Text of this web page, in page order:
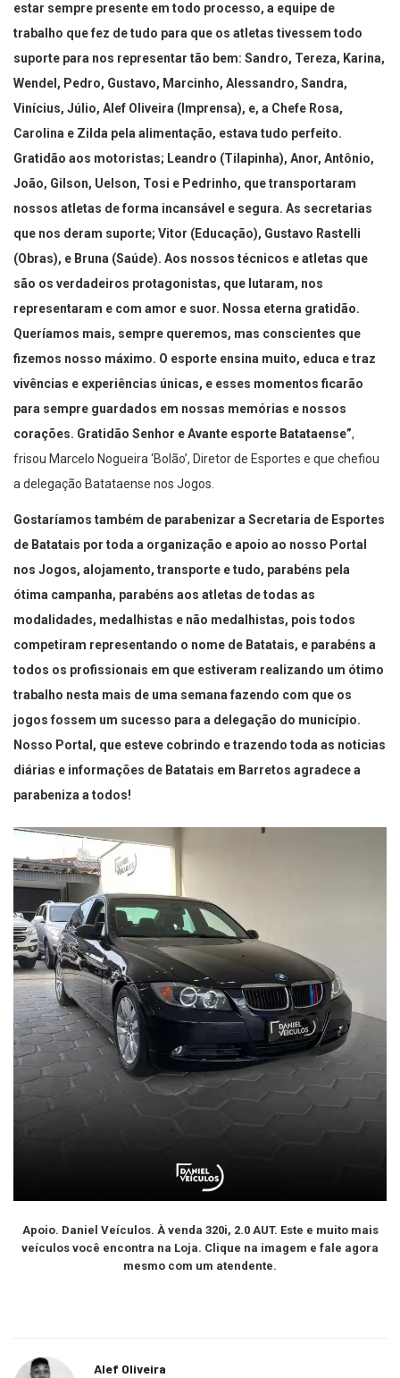
estar sempre presente em todo processo, a equipe de
trabalho que fez de tudo para que os atletas tivessem todo
suporte para nos representar tão bem: Sandro, Tereza, Karina,
Wendel, Pedro, Gustavo, Marcinho, Alessandro, Sandra,
Vinícius, Júlio, Alef Oliveira (Imprensa), e, a Chefe Rosa,
Carolina e Zilda pela alimentação, estava tudo perfeito.
Gratidão aos motoristas; Leandro (Tilapinha), Anor, Antônio,
João, Gilson, Uelson, Tosi e Pedrinho, que transportaram
nossos atletas de forma incansável e segura. As secretarias
que nos deram suporte; Vitor (Educação), Gustavo Rastelli
(Obras), e Bruna (Saúde). Aos nossos técnicos e atletas que
são os verdadeiros protagonistas, que lutaram, nos
representaram e com amor e suor. Nossa eterna gratidão.
Queríamos mais, sempre queremos, mas conscientes que
fizemos nosso máximo. O esporte ensina muito, educa e traz
vivências e experiências únicas, e esses momentos ficarão
para sempre guardados em nossas memórias e nossos
corações. Gratidão Senhor e Avante esporte Batataense”,
frisou Marcelo Nogueira ‘Bolão’, Diretor de Esportes e que chefiou
a delegação Batataense nos Jogos.
Gostaríamos também de parabenizar a Secretaria de Esportes
de Batatais por toda a organização e apoio ao nosso Portal
nos Jogos, alojamento, transporte e tudo, parabéns pela
ótima campanha, parabéns aos atletas de todas as
modalidades, medalhistas e não medalhistas, pois todos
competiram representando o nome de Batatais, e parabéns a
todos os profissionais em que estiveram realizando um ótimo
trabalho nesta mais de uma semana fazendo com que os
jogos fossem um sucesso para a delegação do município.
Nosso Portal, que esteve cobrindo e trazendo toda as noticias
diárias e informações de Batatais em Barretos agradece a
parabeniza a todos!
Apoio. Daniel Veículos. À venda 320i, 2.0 AUT. Este e muito mais
veículos você encontra na Loja. Clique na imagem e fale agora
mesmo com um atendente.
Alef Oliveira